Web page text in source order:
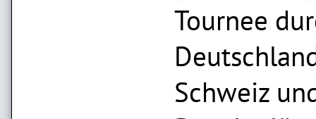
Tournee
Schweiz